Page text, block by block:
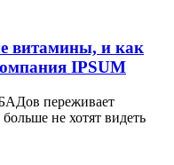
витамины, и как
IPSUM
переживает
не хотят видеть